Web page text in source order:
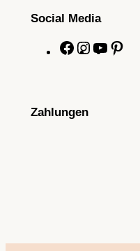
Social Media
F
b
I
Y
Zahlungen